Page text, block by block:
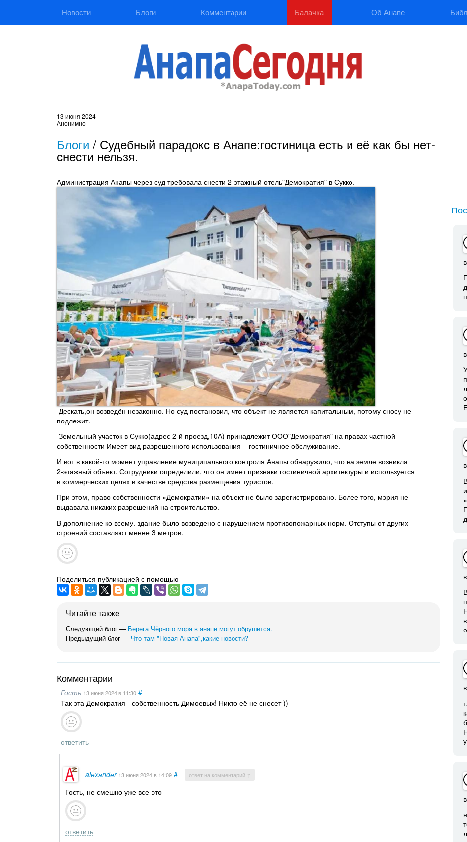
Новости Блоги Комментарии Балачка Об Анапе
13 июня 2024
Анонимно
Блоги / Судебный парадокс в Анапе:гостиница есть и её как бы нет-
снести нельзя.
Администрация Анапы через суд требовала снести 2-этажный отель"Демократия" в Сукко.
Дескать,он возведён незаконно. Но суд постановил, что объект не является капитальным, потому сносу не
подлежит.
Земельный участок в Сукко(адрес 2-й проезд,10А) принадлежит ООО"Демократия" на правах частной
собственности Имеет вид разрешенного использования – гостиничное обслуживание.
И вот в какой-то момент управление муниципального контроля Анапы обнаружило, что на земле возникла
2-этажный объект. Сотрудники определили, что он имеет признаки гостиничной архитектуры и используется
в коммерческих целях в качестве средства размещения туристов.
При этом, право собственности «Демократии» на объект не было зарегистрировано. Более того, мэрия не
выдавала никаких разрешений на строительство.
В дополнение ко всему, здание было возведено с нарушением противопожарных норм. Отступы от других
строений составляют менее 3 метров.
Поделиться публикацией с помощью
Читайте также
Следующий блог — Берега Чёрного моря в анапе могут обрушится.
Предыдущий блог — Что там "Новая Анапа",какие новости?
Комментарии
Гость 13 июня 2024в 11:30 #
Так эта Демократия - собственность Димоевых! Никто её не снесет ))
ответить
alеxаndеr 13 июня 2024в 14:09 # ответ на комментарий ↑
Гость, не смешно уже все это
ответить
в
в
в
в
в
в